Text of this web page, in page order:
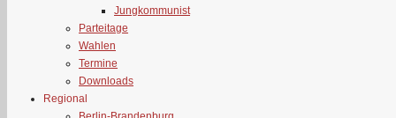
Jungkommunist
Parteitage
Wahlen
Termine
Downloads
Regional